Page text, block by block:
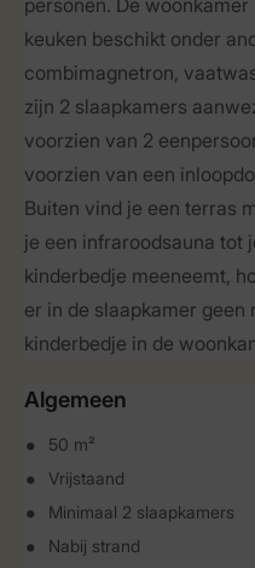
personen. De
keuken beschikt onder
combimagnetron,
zijn 2 slaapkamers
voorzien van 2
voorzien van een
Buiten vind je een terras
je een infraroodsauna tot
kinderbedje meeneemt,
er in de slaapkamer
kinderbedje in de
Algemeen
50 m²
Vrijstaand
Minimaal 2 slaapkamers
Nabij strand